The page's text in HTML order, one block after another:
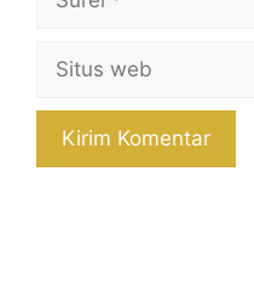
Situs
web